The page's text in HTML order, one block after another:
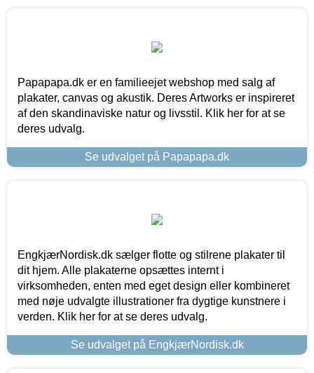
Papapapa.dk er en familieejet webshop med salg af
plakater, canvas og akustik. Deres Artworks er inspireret
af den skandinaviske natur og livsstil. Klik her for at se
deres udvalg.
Se udvalget på Papapapa.dk
EngkjærNordisk.dk sælger flotte og stilrene plakater til
dit hjem. Alle plakaterne opsættes internt i
virksomheden, enten med eget design eller kombineret
med nøje udvalgte illustrationer fra dygtige kunstnere i
verden. Klik her for at se deres udvalg.
Se udvalget på EngkjærNordisk.dk